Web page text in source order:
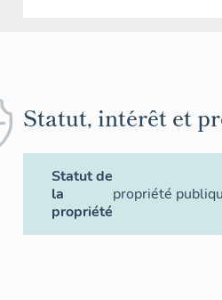
Statut, intérêt et
Statut de
la
propriété
propriété